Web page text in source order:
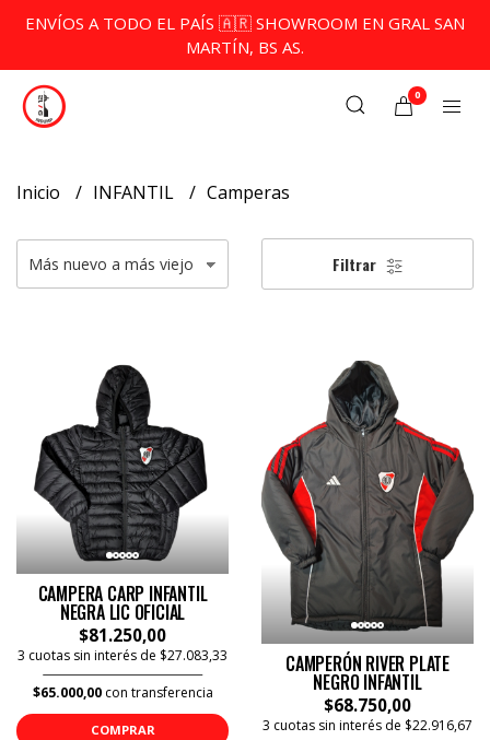
ENVÍOS A TODO EL PAÍS 🇦🇷 SHOWROOM EN GRAL SAN
MARTÍN, BS AS.
0
Inicio INFANTIL Camperas
Filtrar
CAMPERA CARP INFANTIL
NEGRA LIC OFICIAL
$81.250,00
3 cuotas sin interés de $27.083,33
$65.000,00con transferencia
COMPRAR
CAMPERÓN RIVER PLATE
NEGRO INFANTIL
$68.750,00
3 cuotas sin interés de $22.916,67